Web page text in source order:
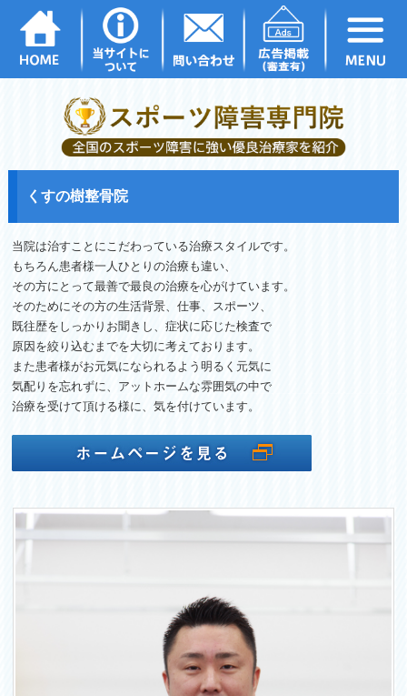
くすの樹整骨院
当院は治すことにこだわっている治療スタイルです。
もちろん患者様一人ひとりの治療も違い、
その方にとって最善で最良の治療を心がけています。
そのためにその方の生活背景、仕事、スポーツ、
既往歴をしっかりお聞きし、症状に応じた検査で
原因を絞り込むまでを大切に考えております。
また患者様がお元気になられるよう明るく元気に
気配りを忘れずに、アットホームな雰囲気の中で
治療を受けて頂ける様に、気を付けています。